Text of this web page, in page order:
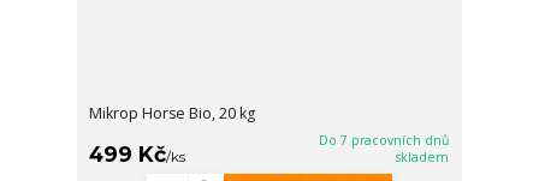
Mikrop Horse Bio, 20 kg
499 Kč/ks
Do 7 pracovních dnů
skladem